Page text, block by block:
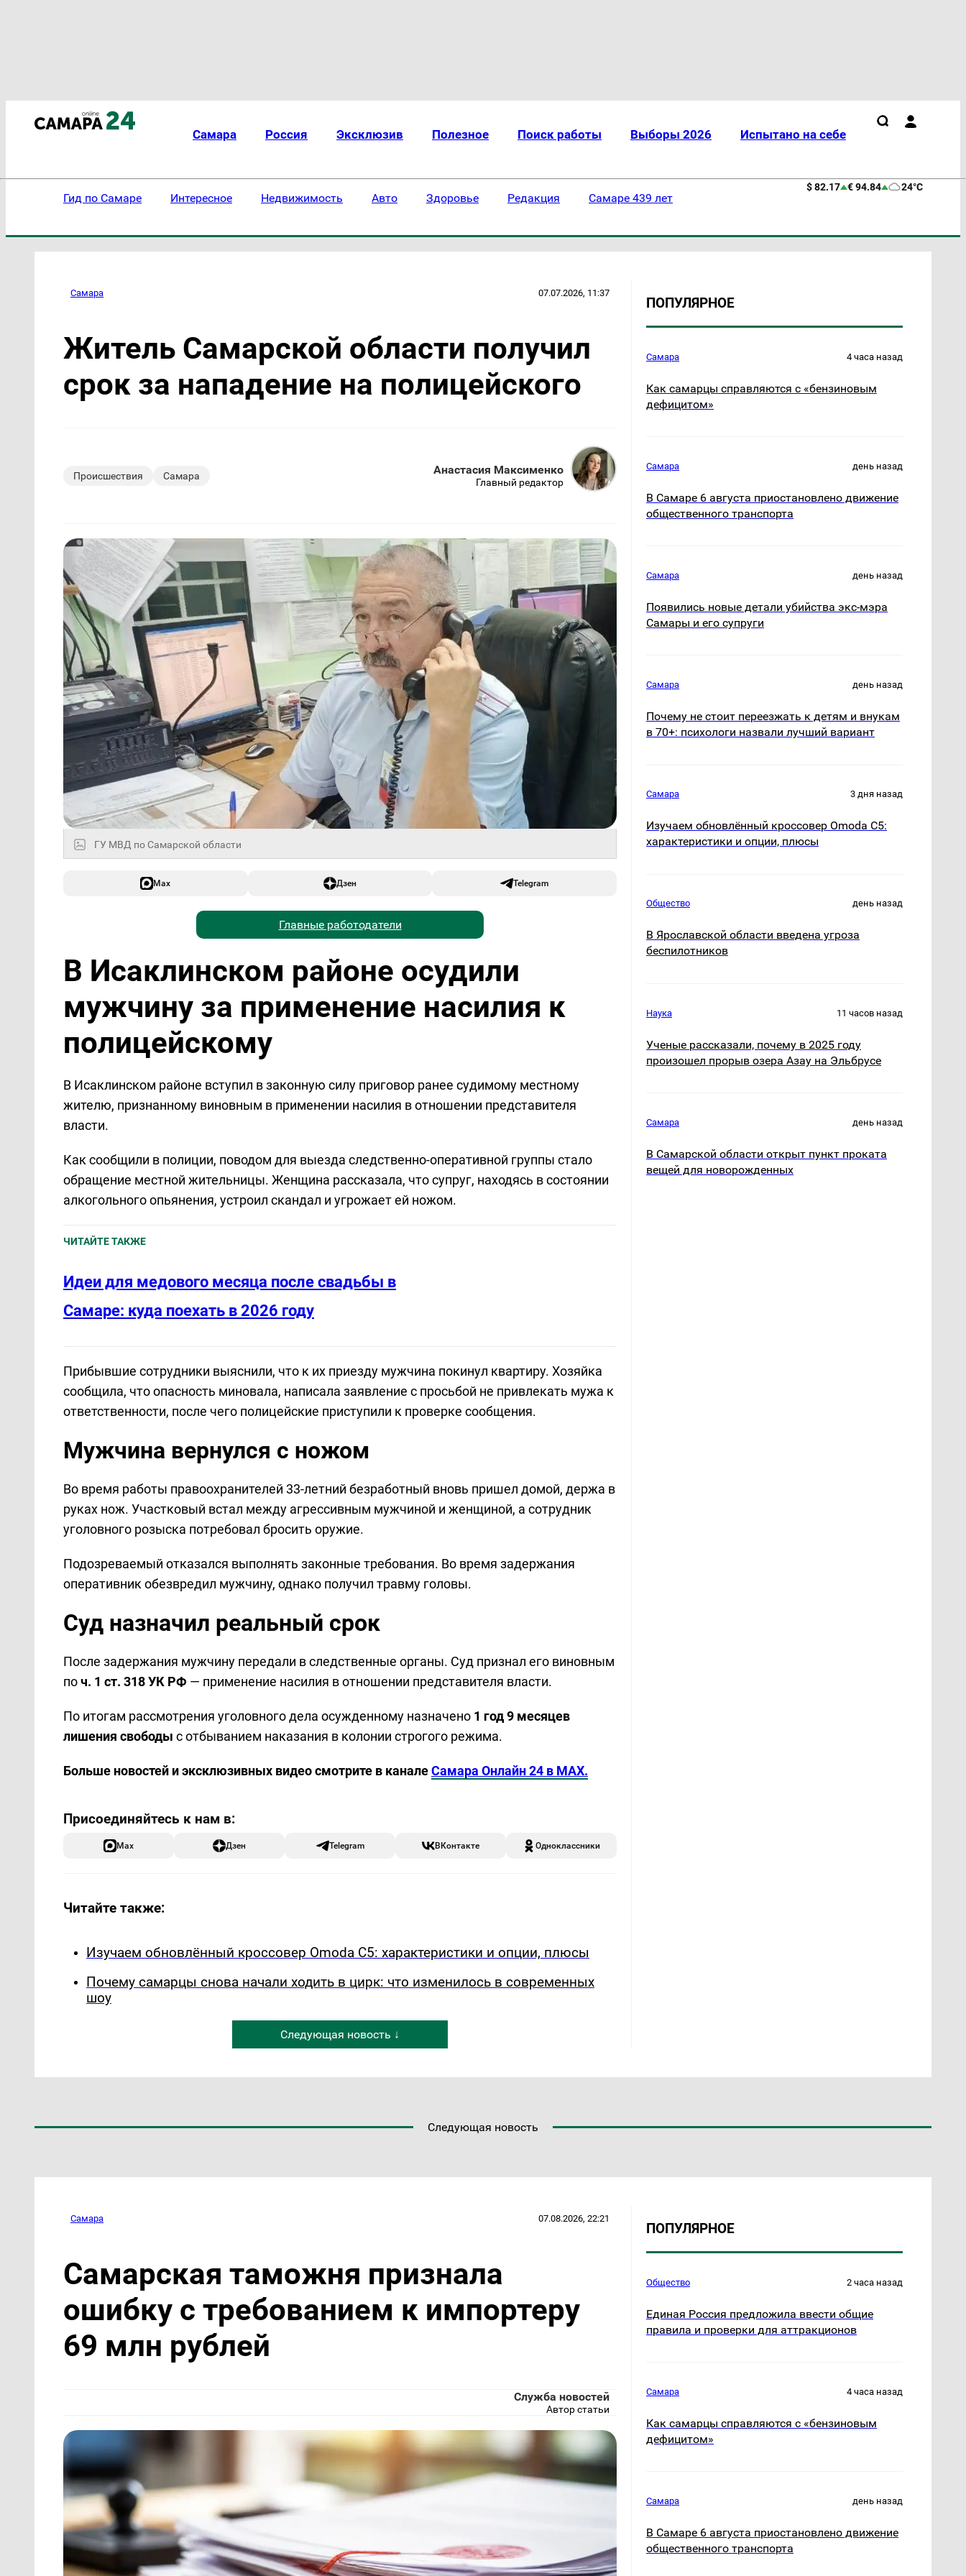
Самара Россия Эксклюзив Полезное Поиск работы Выборы 2026 Испытано на себе
Гид по Самаре Интересное Недвижимость Авто Здоровье Редакция Самаре 439 лет
$ 82.17 € 94.84 24°C
Самара 07.07.2026, 11:37
Житель Самарской области получил
срок за нападение на полицейского
Происшествия Самара Анастасия Максименко
Главный редактор
ГУ МВД по Самарской области
Max Дзен Telegram
Главные работодатели
В Исаклинском районе осудили
мужчину за применение насилия к
полицейскому
В Исаклинском районе вступил в законную силу приговор ранее судимому местному
жителю, признанному виновным в применении насилия в отношении представителя
власти.
Как сообщили в полиции, поводом для выезда следственно-оперативной группы стало
обращение местной жительницы. Женщина рассказала, что супруг, находясь в состоянии
алкогольного опьянения, устроил скандал и угрожает ей ножом.
ЧИТАЙТЕ ТАКЖЕ
Идеи для медового месяца после свадьбы в
Самаре: куда поехать в 2026 году
Прибывшие сотрудники выяснили, что к их приезду мужчина покинул квартиру. Хозяйка
сообщила, что опасность миновала, написала заявление с просьбой не привлекать мужа к
ответственности, после чего полицейские приступили к проверке сообщения.
Мужчина вернулся с ножом
Во время работы правоохранителей 33-летний безработный вновь пришел домой, держа в
руках нож. Участковый встал между агрессивным мужчиной и женщиной, а сотрудник
уголовного розыска потребовал бросить оружие.
Подозреваемый отказался выполнять законные требования. Во время задержания
оперативник обезвредил мужчину, однако получил травму головы.
Суд назначил реальный срок
После задержания мужчину передали в следственные органы. Суд признал его виновным
поч. 1 ст. 318 УК РФ — применение насилия в отношении представителя власти.
По итогам рассмотрения уголовного дела осужденному назначено 1 год 9 месяцев
лишения свободы с отбыванием наказания в колонии строгого режима.
Больше новостей и эксклюзивных видео смотрите в каналеСамара Онлайн 24 в MAX.
Max Дзен Telegram ВКонтакте Одноклассники
Читайте также:
Изучаем обновлённый кроссовер Omoda C5: характеристики и опции, плюсы
Почему самарцы снова начали ходить в цирк: что изменилось в современных
шоу
Следующая новость ↓
ПОПУЛЯРНОЕ
Самара 4 часа назад
Как самарцы справляются с «бензиновым
дефицитом»
Самара день назад
В Самаре 6 августа приостановлено движение
общественного транспорта
Самара день назад
Появились новые детали убийства экс-мэра
Самары и его супруги
Самара день назад
Почему не стоит переезжать к детям и внукам
в 70+: психологи назвали лучший вариант
Самара 3 дня назад
Изучаем обновлённый кроссовер Omoda C5:
характеристики и опции, плюсы
Общество день назад
В Ярославской области введена угроза
беспилотников
Наука 11 часов назад
Ученые рассказали, почему в 2025 году
произошел прорыв озера Азау на Эльбрусе
Самара день назад
В Самарской области открыт пункт проката
вещей для новорожденных
Следующая новость
Самара 07.08.2026, 22:21
Самарская таможня признала
ошибку с требованием к импортеру
69 млн рублей
Служба новостей
Автор статьи
ПОПУЛЯРНОЕ
Общество 2 часа назад
Единая Россия предложила ввести общие
правила и проверки для аттракционов
Самара 4 часа назад
Как самарцы справляются с «бензиновым
дефицитом»
Самара день назад
В Самаре 6 августа приостановлено движение
общественного транспорта